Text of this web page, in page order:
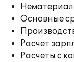
Основные
Расчет
Расчеты с